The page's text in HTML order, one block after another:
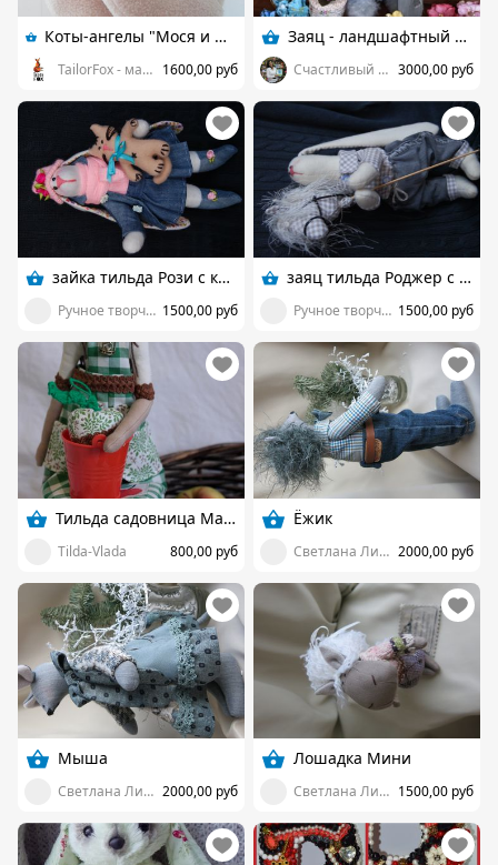
Коты-ангелы "Мося и Фрося" (Игрушка-Подушка)
TailorFox - мастерская игрушек 1600,00 руб
Заяц - ландшафтный дизайнер
Счастливый случай 3000,00 руб
зайка тильда Рози с котенком
Ручное творчество Фокиной Натальи 1500,00 руб
заяц тильда Роджер с лошадкой
Ручное творчество Фокиной Натальи 1500,00 руб
Тильда садовница Марта
Tilda-Vlada 800,00 руб
Ёжик
Светлана Литвинова 2000,00 руб
Мыша
Светлана Литвинова 2000,00 руб
Лошадка Мини
Светлана Литвинова 1500,00 руб